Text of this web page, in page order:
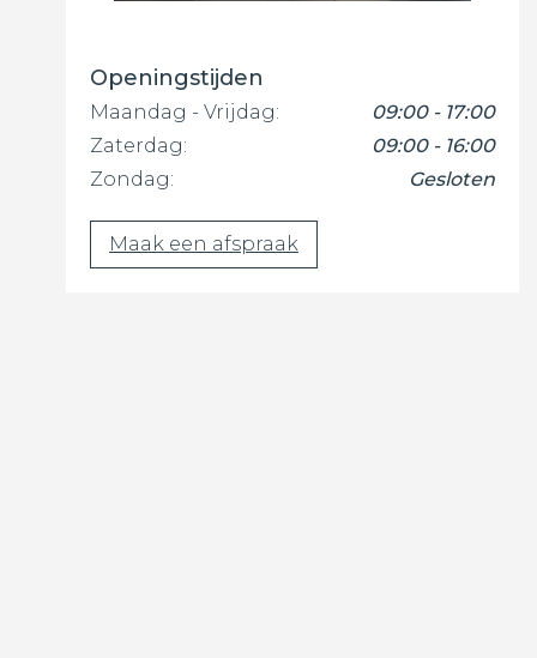
Openingstijden
Maandag - Vrijdag:
09:00 - 17:00
Zaterdag:
09:00 - 16:00
Zondag:
Gesloten
Maak een afspraak